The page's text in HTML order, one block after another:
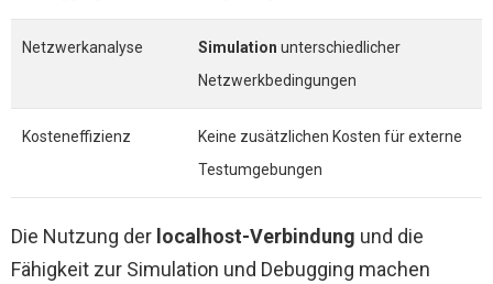
Netzwerkanalyse Simulation unterschiedlicher
Netzwerkbedingungen
Kosteneffizienz
Keine zusätzlichen Kosten für externe
Testumgebungen
Die Nutzung der localhost-Verbindung und die
Fähigkeit zur Simulation und Debugging machen